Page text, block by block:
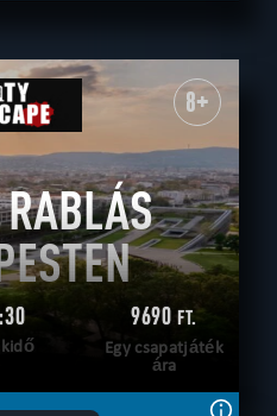
8+
9690FT.
Egy csapatjáték
ára